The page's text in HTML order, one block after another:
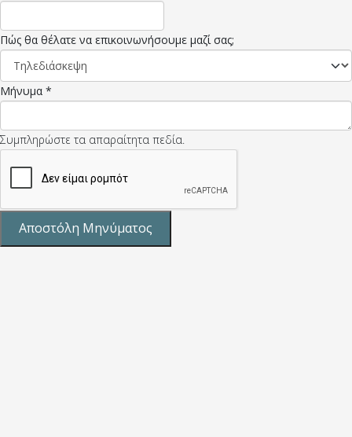
Πώς θα θέλατε να επικοινωνήσουμε μαζί σας;
Μήνυμα *
Συμπληρώστε τα απαραίτητα πεδία.
Αποστόλη Μηνύματος